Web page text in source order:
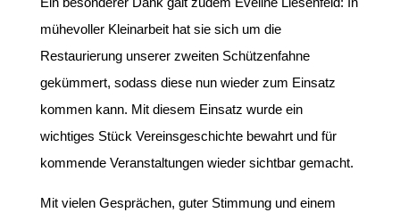
mühevoller Kleinarbeit hat sie sich um die
Restaurierung unserer zweiten Schützenfahne
gekümmert, sodass diese nun wieder zum Einsatz
kommen kann. Mit diesem Einsatz wurde ein
wichtiges Stück Vereinsgeschichte bewahrt und für
kommende Veranstaltungen wieder sichtbar gemacht.
Mit vielen Gesprächen, guter Stimmung und einem